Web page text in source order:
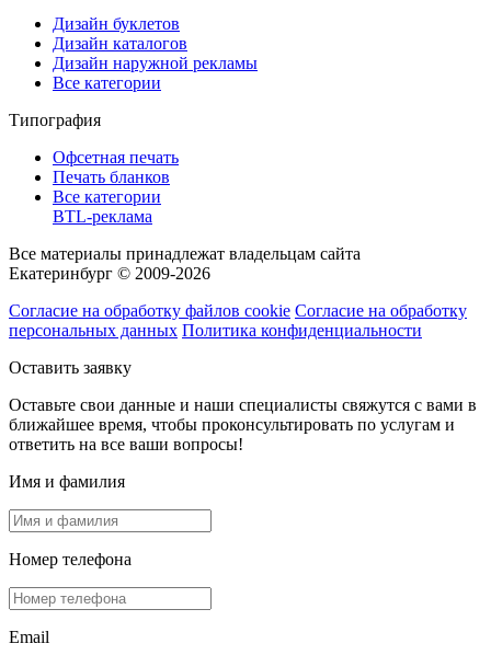
Дизайн буклетов
Дизайн каталогов
Дизайн наружной рекламы
Все категории
Типография
Офсетная печать
Печать бланков
Все категории
BTL-реклама
Все материалы принадлежат владельцам сайта
Екатеринбург © 2009-2026
Согласие на обработку файлов cookie Согласие на обработку
персональных данных Политика конфиденциальности
Оставить заявку
Оставьте свои данные и наши специалисты свяжутся с вами в
ближайшее время, чтобы проконсультировать по услугам и
ответить на все ваши вопросы!
Имя и фамилия
Номер телефона
Email